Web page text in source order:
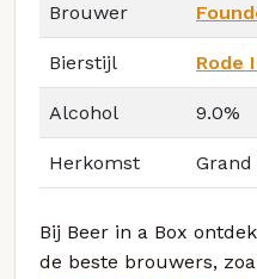
Brouwer
Bierstijl Rode
Alcohol 9.0%
Herkomst Grand
Bij Beer in a Box
de beste brouwers,